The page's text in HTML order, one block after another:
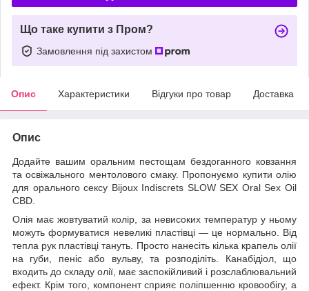
Що таке купити з Пром?
Замовлення під захистом
Опис Характеристики Відгуки про товар Доставка
Опис
Додайте вашим оральним пестощам бездоганного ковзання
та освіжального ментолового смаку. Пропонуємо купити олію
для орального сексу Bijoux Indiscrets SLOW SEX Oral Sex Oil
CBD.
Олія має жовтуватий колір, за невисоких температур у ньому
можуть формуватися невеликі пластівці — це нормально. Від
тепла рук пластівці тануть. Просто нанесіть кілька крапель олії
на губи, пеніс або вульву, та розподіліть. Канабідіол, що
входить до складу олії, має заспокійливий і розслаблювальний
ефект. Крім того, компонент сприяє поліпшенню кровообігу, а